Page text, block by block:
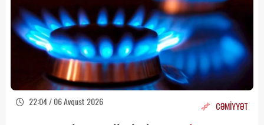
22:04 / 06 Avqust 2026 CƏMİYYƏT